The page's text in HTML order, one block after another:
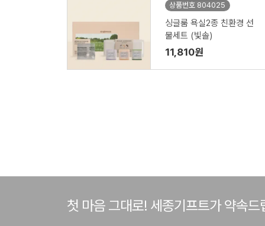
상품번호 804025
싱글룸 욕실2종 친환경 선
물세트 (빛솔)
11,810원
첫 마음 그대로! 세종기프트가 약속드